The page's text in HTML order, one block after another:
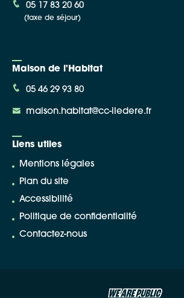
05 17 83 20 60
(taxe de séjour)
Maison de l'Habitat
05 46 29 93 80
maison.habitat@cc-iledere.fr
Liens utiles
Mentions légales
Plan du site
Accessibilité
Politique de confidentialité
Contactez-nous